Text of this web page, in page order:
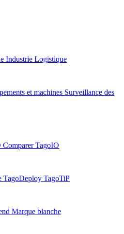
Industrie Logistique
et machines Surveillance des
Comparer TagoIO
TagoDeploy TagoTiP
Marque blanche